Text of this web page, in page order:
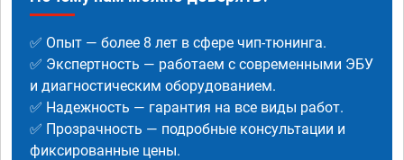
✅ Опыт — более 8 лет в сфере чип-тюнинга.
✅ Экспертность — работаем с современными ЭБУ
и диагностическим оборудованием.
✅ Надежность — гарантия на все виды работ.
✅ Прозрачность — подробные консультации и
фиксированные цены.